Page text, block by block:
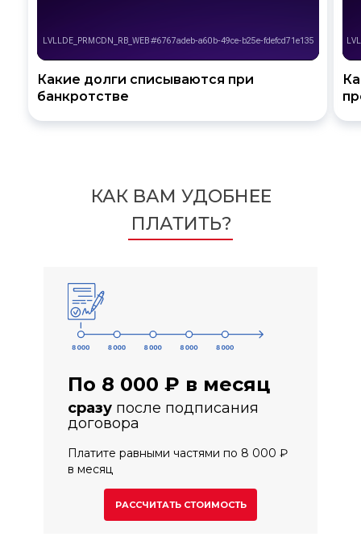
Какие долги списываются при
банкротстве
КАК ВАМ УДОБНЕЕ
ПЛАТИТЬ?
РАССЧИТАТЬ СТОИМОСТЬ
Платите равными частями по 8 000 ₽
в месяц
сразу после подписания
договора
По 8 000 ₽ в месяц